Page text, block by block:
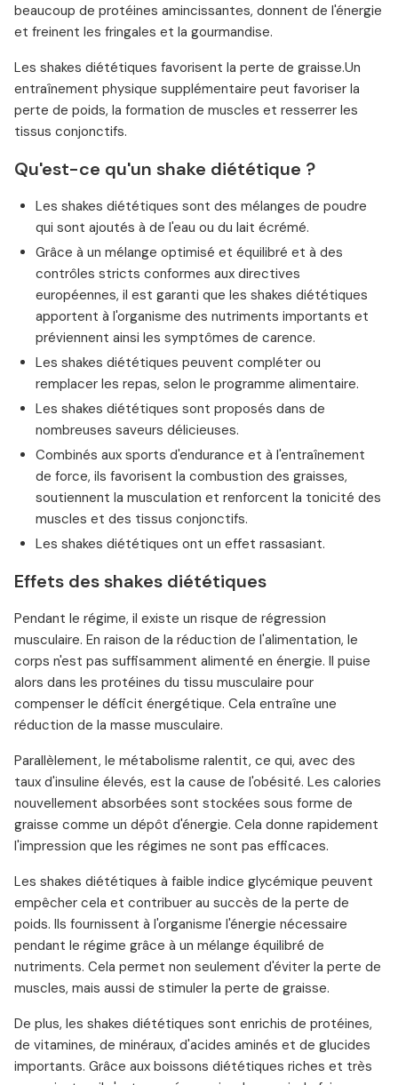
beaucoup de protéines amincissantes, donnent de l'énergie
et freinent les fringales et la gourmandise.
Les shakes diététiques favorisent la perte de graisse.Un
entraînement physique supplémentaire peut favoriser la
perte de poids, la formation de muscles et resserrer les
tissus conjonctifs.
Qu'est-ce qu'un shake diététique ?
Les shakes diététiques sont des mélanges de poudre
qui sont ajoutés à de l'eau ou du lait écrémé.
Grâce à un mélange optimisé et équilibré et à des
contrôles stricts conformes aux directives
européennes, il est garanti que les shakes diététiques
apportent à l'organisme des nutriments importants et
préviennent ainsi les symptômes de carence.
Les shakes diététiques peuvent compléter ou
remplacer les repas, selon le programme alimentaire.
Les shakes diététiques sont proposés dans de
nombreuses saveurs délicieuses.
Combinés aux sports d'endurance et à l'entraînement
de force, ils favorisent la combustion des graisses,
soutiennent la musculation et renforcent la tonicité des
muscles et des tissus conjonctifs.
Les shakes diététiques ont un effet rassasiant.
Effets des shakes diététiques
Pendant le régime, il existe un risque de régression
musculaire. En raison de la réduction de l'alimentation, le
corps n'est pas suffisamment alimenté en énergie. Il puise
alors dans les protéines du tissu musculaire pour
compenser le déficit énergétique. Cela entraîne une
réduction de la masse musculaire.
Parallèlement, le métabolisme ralentit, ce qui, avec des
taux d'insuline élevés, est la cause de l'obésité. Les calories
nouvellement absorbées sont stockées sous forme de
graisse comme un dépôt d'énergie. Cela donne rapidement
l'impression que les régimes ne sont pas efficaces.
Les shakes diététiques à faible indice glycémique peuvent
empêcher cela et contribuer au succès de la perte de
poids. Ils fournissent à l'organisme l'énergie nécessaire
pendant le régime grâce à un mélange équilibré de
nutriments. Cela permet non seulement d'éviter la perte de
muscles, mais aussi de stimuler la perte de graisse.
De plus, les shakes diététiques sont enrichis de protéines,
de vitamines, de minéraux, d'acides aminés et de glucides
importants. Grâce aux boissons diététiques riches et très